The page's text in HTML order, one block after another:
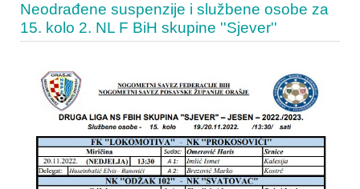
Neodrađene suspenzije i službene osobe za
15. kolo 2. NL F BiH skupine ''Sjever''